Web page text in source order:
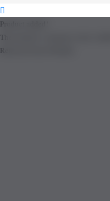
Product added!
The product is already in the
Removed from Wishlist